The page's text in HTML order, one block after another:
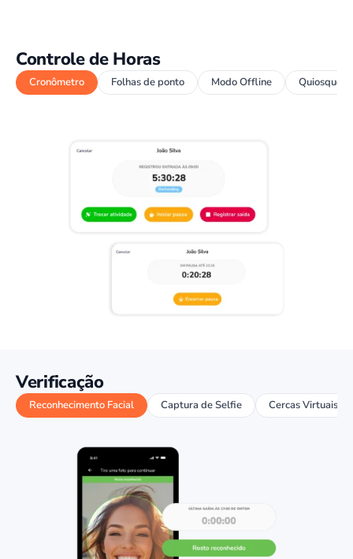
Controle de Horas
Cronômetro Folhas de ponto Modo Offline Quiosque
Verificação
Reconhecimento Facial Captura de Selfie Cercas Virtuais